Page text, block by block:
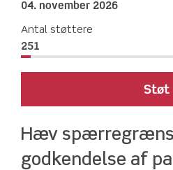
04. november 2026
Antal støttere
251
Støt
Hæv
godkendelse af